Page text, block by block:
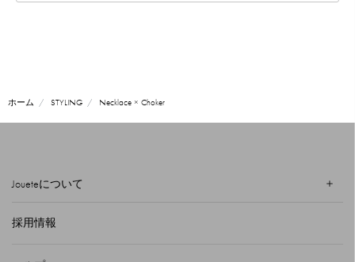
ホーム STYLING Necklace × Choker
Joueteについて
採用情報